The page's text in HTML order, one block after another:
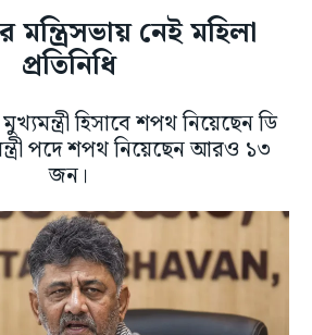
নেই মহিলা
প্রতিনিধি
হিসাবে শপথ নিয়েছেন ডি
পদে শপথ নিয়েছেন আরও ১৩
জন।